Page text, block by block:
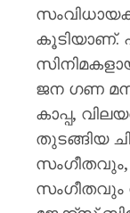
കൂടിയാണ്.
ജന ഗണ
കാപ്പ,
തുടങ്ങിയ